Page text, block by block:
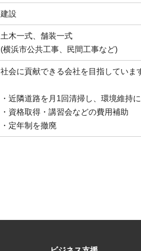
建設
土木一式、舗装一式
(横浜市公共工事、民間工事など)
社会に貢献できる会社を目指していま
・近隣道路を月1回清掃し、環境維持
・資格取得・講習会などの費用補助
・定年制を撤廃